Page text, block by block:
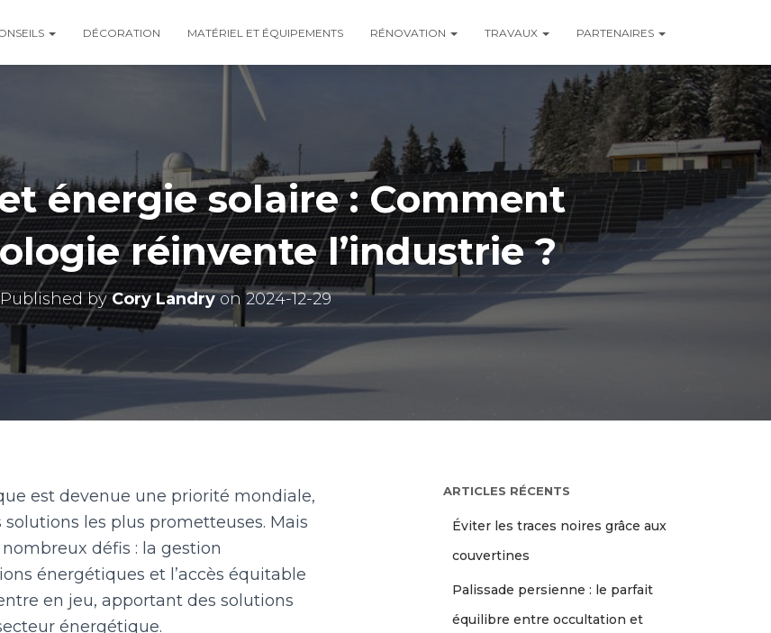
DÉCORATION MATÉRIEL ET ÉQUIPEMENTS RÉNOVATION TRAVAUX PARTENAIRES
énergie solaire : Comment
réinvente l’industrie ?
Published byCory Landryon2024-12-29
est devenue une priorité mondiale,
solutions les plus prometteuses. Mais
défis : la gestion
énergétiques et l’accès équitable
en jeu, apportant des solutions
énergétique.
ARTICLES RÉCENTS
Éviter les traces noires grâce aux
couvertines
Palissade persienne : le parfait
équilibre entre occultation et